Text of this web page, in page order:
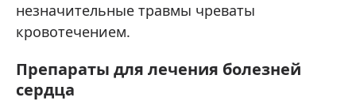
незначительные травмы чреваты
кровотечением.
Препараты для лечения болезней
сердца